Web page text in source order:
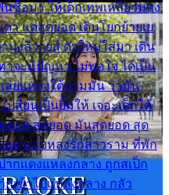
ซื้อมา ให้เด็กเทพเหลียวมอง
า แต่สุดยอด เดินโยกย้ายเย
นุ่งลีวายส์ ตัวใหม่ใส่มา เดิน
าจะมีปัญหา ไม่พอใจ ได้เป็น
ลยแหลงใต้ถามมัน ว่ามัน
ลี่ยนเป็นยิ้มให้ เจอะเด็กใต้
ยอด สุดยอด มันสุดยอด สุด
ด แอบหลงรักสาวราม ที่พัก
ากแดงแหลงกลาง ถูกสเป็ก
กเข้าไปแหลงกลาง กลัว